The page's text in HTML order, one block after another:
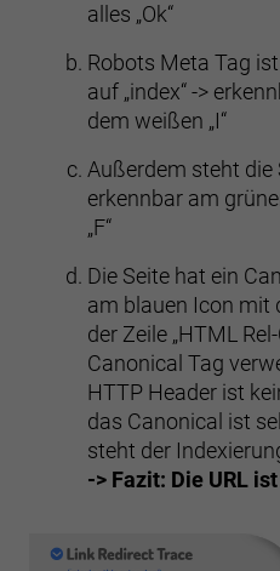
alles „Ok“
Robots Meta Tag
auf „index“ ->
dem weißen „I“
Außerdem steht die
erkennbar am
„F“
Die Seite hat ein
am blauen Icon mit
der Zeile „HTML
Canonical Tag
HTTP Header ist
das Canonical ist
steht der
-> Fazit: Die URL